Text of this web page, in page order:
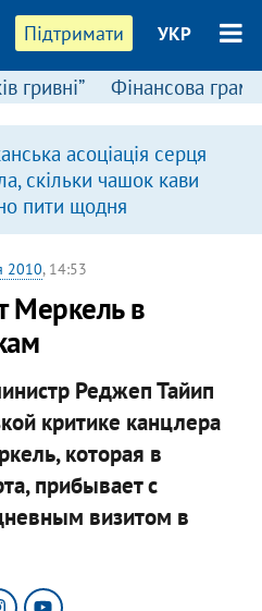
Підтримати УКР
гривні” Фінансова
асоціація серця
скільки чашок кави
пити щодня
2010, 14:53
Меркель в
Реджеп Тайип
критике канцлера
которая в
прибывает с
визитом в